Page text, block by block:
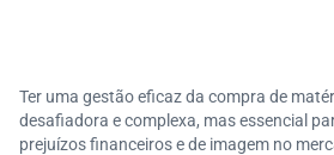
Ter uma gestão eficaz da compra de
desafiadora e complexa, mas essencial
prejuízos financeiros e de imagem no